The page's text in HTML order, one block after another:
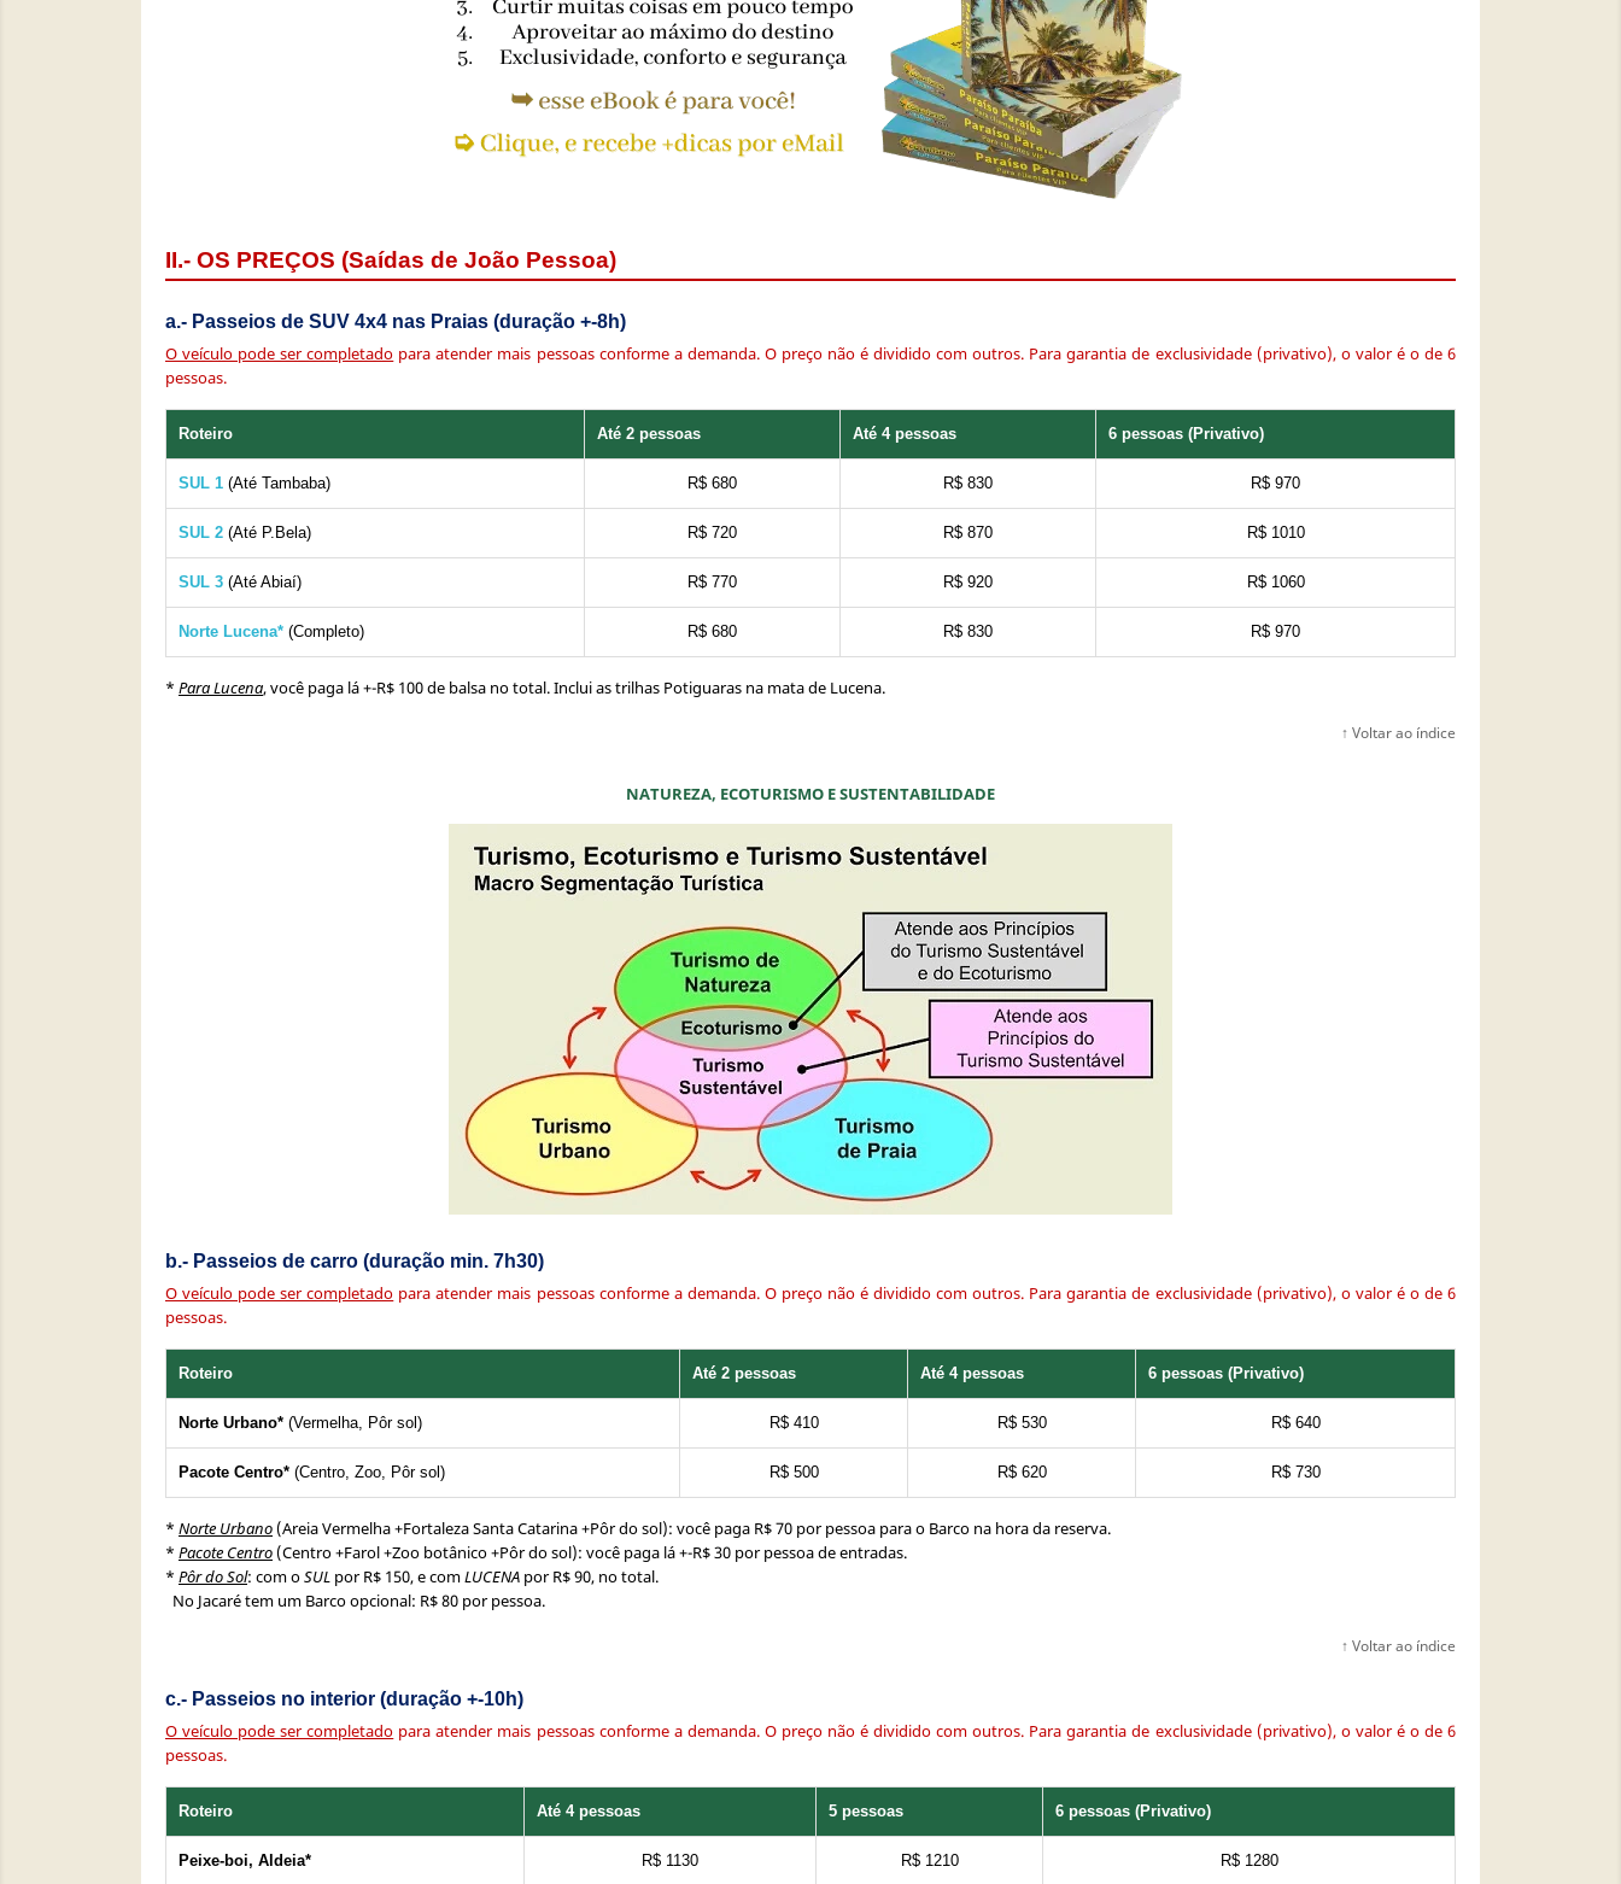
II.- OS PREÇOS (Saídas de João Pessoa)
a.- Passeios de SUV 4x4 nas Praias (duração +-8h)
O veículo pode ser completado para atender mais pessoas conforme a demanda. O preço não é dividido com outros. Para garantia de exclusividade (privativo), o valor é o de 6
pessoas.
Roteiro Até 2 pessoas Até 4 pessoas 6 pessoas (Privativo)
SUL 1 (Até Tambaba) R$ 680 R$ 830 R$ 970
SUL 2 (Até P.Bela) R$ 720 R$ 870 R$ 1010
SUL 3 (Até Abiaí) R$ 770 R$ 920 R$ 1060
Norte Lucena* (Completo) R$ 680 R$ 830 R$ 970
* Para Lucena, você paga lá +-R$ 100 de balsa no total. Inclui as trilhas Potiguaras na mata de Lucena.
↑ Voltar ao índice
NATUREZA, ECOTURISMO E SUSTENTABILIDADE
b.- Passeios de carro (duração min. 7h30)
O veículo pode ser completado para atender mais pessoas conforme a demanda. O preço não é dividido com outros. Para garantia de exclusividade (privativo), o valor é o de 6
pessoas.
Roteiro Até 2 pessoas Até 4 pessoas 6 pessoas (Privativo)
Norte Urbano* (Vermelha, Pôr sol) R$ 410 R$ 530 R$ 640
Pacote Centro* (Centro, Zoo, Pôr sol) R$ 500 R$ 620 R$ 730
* Norte Urbano(Areia Vermelha +Fortaleza Santa Catarina +Pôr do sol): você paga R$ 70 por pessoa para o Barco na hora da reserva.
* Pacote Centro(Centro +Farol +Zoo botânico +Pôr do sol): você paga lá +-R$ 30 por pessoa de entradas.
* Pôr do Sol: com oSUL por R$ 150, e comLUCENA por R$ 90, no total.
No Jacaré tem um Barco opcional: R$ 80 por pessoa.
↑ Voltar ao índice
c.- Passeios no interior (duração +-10h)
O veículo pode ser completado para atender mais pessoas conforme a demanda. O preço não é dividido com outros. Para garantia de exclusividade (privativo), o valor é o de 6
pessoas.
Roteiro Até 4 pessoas 5 pessoas 6 pessoas (Privativo)
Peixe-boi, Aldeia* R$ 1130 R$ 1210 R$ 1280